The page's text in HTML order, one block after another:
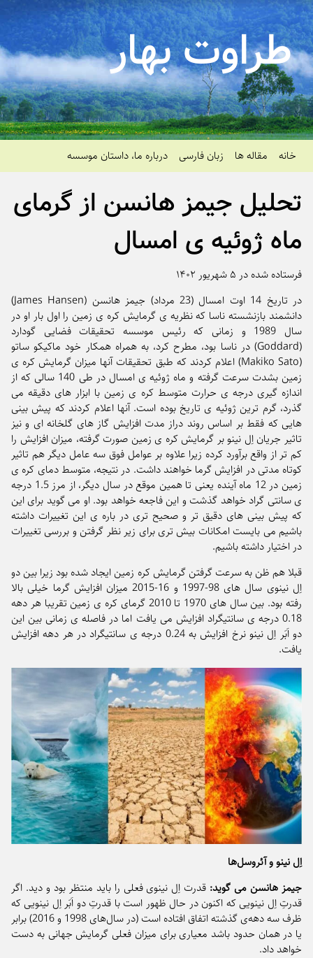
طراوت بهار
خانه مقاله ها زبان فارسی درباره ما، داستان موسسه
تحلیل جیمز هانسن از گرمای
ماه ژوئیه ی امسال
فرستاده شده در ۵ شهریور ۱۴۰۲
در تاریخ 14 اوت امسال (23 مرداد) جیمز هانسن (James Hansen)
دانشمند بازنشسته ناسا که نظریه ی گرمایش کره ی زمین را اول بار او در
سال 1989 و زمانی که رئیس موسسه تحقیقات فضایی گودارد
(Goddard) در ناسا بود، مطرح کرد، به همراه همکار خود ماکیکو ساتو
(Makiko Sato) اعلام کردند که طبق تحقیقات آنها میزان گرمایش کره ی
زمین بشدت سرعت گرفته و ماه ژوئیه ی امسال در طی 140 سالی که از
اندازه گیری درجه ی حرارت متوسط کره ی زمین با ابزار های دقیقه می
گذرد، گرم ترین ژوئیه ی تاریخ بوده است. آنها اعلام کردند که پیش بینی
هایی که فقط بر اساس روند دراز مدت افزایش گاز های گلخانه ای و نیز
تاثیر جریان اِل نینو بر گرمایش کره ی زمین صورت گرفته، میزان افزایش را
کم تر از واقع برآورد کرده زیرا علاوه بر عوامل فوق سه عامل دیگر هم تاثیر
کوتاه مدتی در افزایش گرما خواهند داشت. در نتیجه، متوسط دمای کره ی
زمین در 12 ماه آینده یعنی تا همین موقع در سال دیگر، از مرز 1.5 درجه
ی سانتی گراد خواهد گذشت و این فاجعه خواهد بود. او می گوید برای این
که پیش بینی های دقیق تر و صحیح تری در باره ی این تغییرات داشته
باشیم می بایست امکانات بیش تری برای زیر نظر گرفتن و بررسی تغییرات
در اختیار داشته باشیم.
قبلا هم ظن به سرعت گرفتن گرمایش کره زمین ایجاد شده بود زیرا بین دو
اِل نینوی سال های 98-1997 و 16-2015 میزان افزایش گرما خیلی بالا
رفته بود. بین سال های 1970 تا 2010 گرمای کره ی زمین تقریبا هر دهه
0.18 درجه ی سانتیگراد افزایش می یافت اما در فاصله ی زمانی بین این
دو اَبَر اِل نینو نرخ افزایش به 0.24 درجه ی سانتیگراد در هر دهه افزایش
یافت.
اِل نینو و آئروسل‌ها
جیمز هانسن می گوید: قدرت اِل نینوی فعلی را باید منتظر بود و دید. اگر
قدرتِ اِل نینویی که اکنون در حال ظهور است با قدرتِ دو اَبَر اِل نینویی که
ظرف سه دهه‌ی گذشته اتفاق افتاده است (در سال‌های 1998 و 2016) برابر
یا در همان حدود باشد معیاری برای میزان فعلی گرمایش جهانی به دست
خواهد داد.